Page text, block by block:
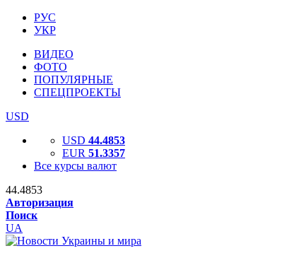
РУС
УКР
ВИДЕО
ФОТО
ПОПУЛЯРНЫЕ
СПЕЦПРОЕКТЫ
USD
USD 44.4853
EUR 51.3357
Все курсы валют
44.4853
Авторизация
Поиск
UA